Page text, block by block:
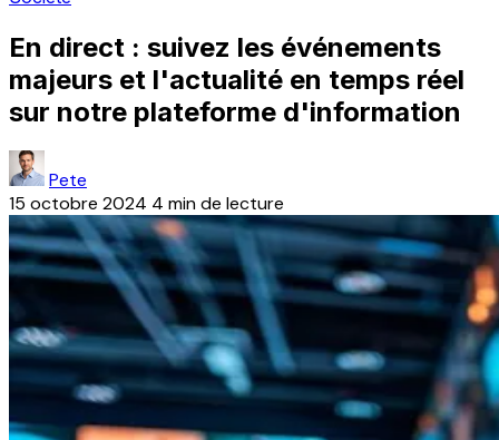
En direct : suivez les événements
majeurs et l'actualité en temps réel
sur notre plateforme d'information
Pete
15 octobre 2024 4 min de lecture